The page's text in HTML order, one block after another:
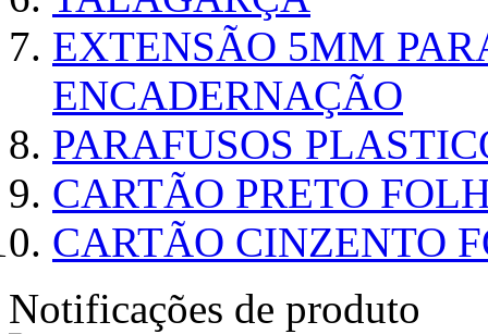
EXTENSÃO 5MM
ENCADERNAÇÃO
PARAFUSOS
CARTÃO PRETO
CARTÃO CINZENTO
Notificações de produto